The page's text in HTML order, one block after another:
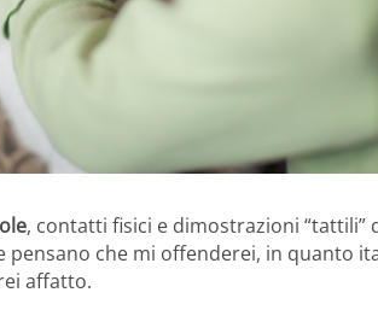
, contatti fisici e dimostrazioni “tattili”
che mi offenderei, in quanto
affatto.